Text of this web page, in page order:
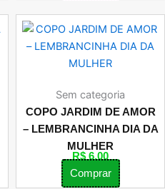
Sem categoria
COPO JARDIM DE AMOR
– LEMBRANCINHA DIA DA
MULHER
R$ 6,00
Comprar